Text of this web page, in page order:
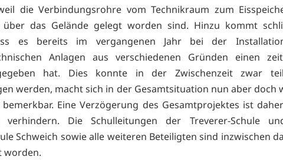
die Verbindungsrohre vom Technikraum zum
über das Gelände gelegt worden sind. Hinzu kommt
es bereits im vergangenen Jahr bei der
Anlagen aus verschiedenen Gründen einen
hat. Dies konnte in der Zwischenzeit zwar
werden, macht sich in der Gesamtsituation nun aber doch
Eine Verzögerung des Gesamtprojektes ist
Die Schulleitungen der Treverer-Schule
Schweich sowie alle weiteren Beteiligten sind inzwischen
worden.